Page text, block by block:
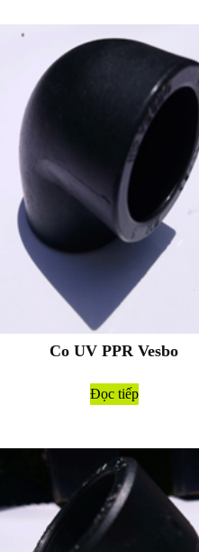
Co UV PPR Vesbo
Đọc tiếp